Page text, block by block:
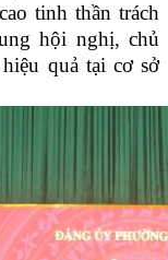
tinh thần trách
hội nghị, chủ
quả tại cơ sở